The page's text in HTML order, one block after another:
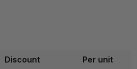
Discount Per unit